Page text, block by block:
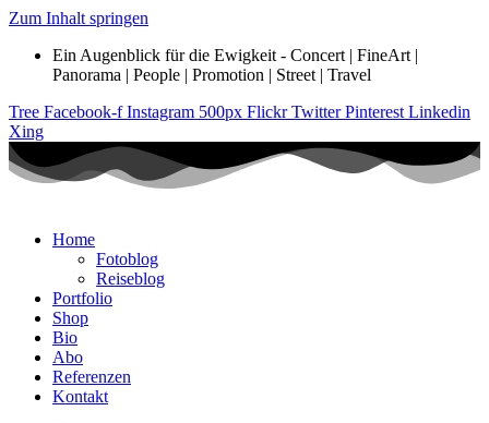
Zum Inhalt springen
Ein Augenblick für die Ewigkeit - Concert | FineArt |
Panorama | People | Promotion | Street | Travel
Tree Facebook-f Instagram 500px Flickr Twitter Pinterest Linkedin
Xing
Home
Fotoblog
Reiseblog
Portfolio
Shop
Bio
Abo
Referenzen
Kontakt